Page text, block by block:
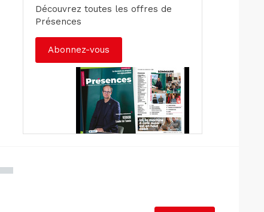
Découvrez toutes les offres de
Présences
Abonnez-vous